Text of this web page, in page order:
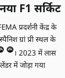
F1 सर्किट
प्रदर्शनी केंद्र के
ग्रां प्री स्थल के
। 2023 में लास
में जोड़ा गया